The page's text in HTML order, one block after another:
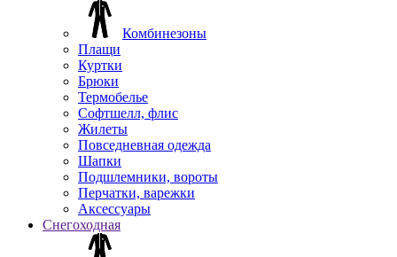
Комбинезоны
Плащи
Куртки
Брюки
Термобелье
Софтшелл, флис
Жилеты
Повседневная одежда
Шапки
Подшлемники, вороты
Перчатки, варежки
Аксессуары
Снегоходная